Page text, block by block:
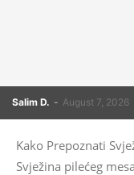
Salim D. - August 7, 2026
Kako Prepoznati
Svježina pilećeg